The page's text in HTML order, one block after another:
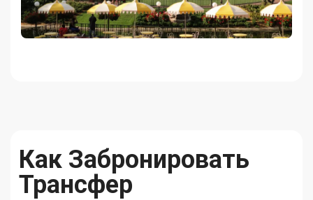
Как Забронировать
Трансфер